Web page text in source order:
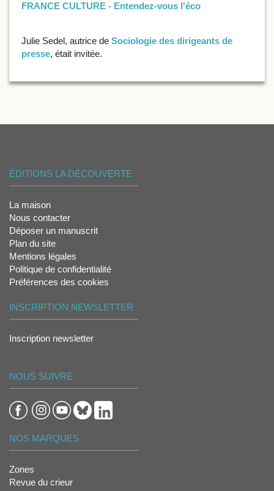
FRANCE CULTURE - Entendez-vous l'éco
Julie Sedel, autrice de Sociologie des dirigeants de
presse, était invitée.
ÉDITIONS LA DÉCOUVERTE
La maison
Nous contacter
Déposer un manuscrit
Plan du site
Mentions légales
Politique de confidentialité
Préférences des cookies
INSCRIPTION NEWSLETTER
Inscription newsletter
NOUS SUIVRE
NOS MARQUES
Zones
Revue du crieur